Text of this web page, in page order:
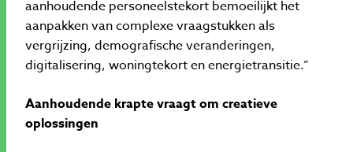
aanhoudende personeelstekort bemoeilijkt het
aanpakken van complexe vraagstukken als
vergrijzing, demografische veranderingen,
digitalisering, woningtekort en energietransitie.”
Aanhoudende krapte vraagt om creatieve
oplossingen